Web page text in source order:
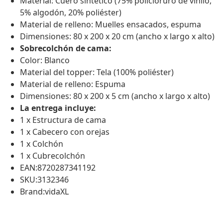
5% algodón, 20% poliéster)
Material de relleno: Muelles ensacados, espuma
Dimensiones: 80 x 200 x 20 cm (ancho x largo x alto)
Sobrecolchón de cama:
Color: Blanco
Material del topper: Tela (100% poliéster)
Material de relleno: Espuma
Dimensiones: 80 x 200 x 5 cm (ancho x largo x alto)
La entrega incluye:
1 x Estructura de cama
1 x Cabecero con orejas
1 x Colchón
1 x Cubrecolchón
EAN:8720287341192
SKU:3132346
Brand:vidaXL